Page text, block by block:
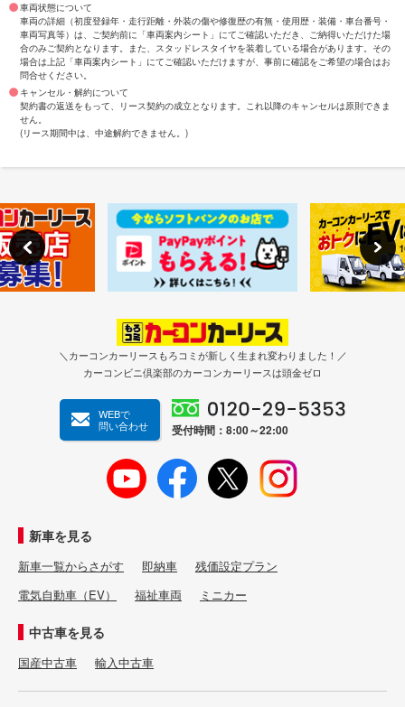
車両状態について
車両の詳細（初度登録年・走行距離・外装の傷や修復歴の有無・使用歴・装備・車台番号・
車両写真等）は、ご契約前に「車両案内シート」にてご確認いただき、ご納得いただけた場
合のみご契約となります。また、スタッドレスタイヤを装着している場合があります。その
場合は上記「車両案内シート」にてご確認いただけますが、事前に確認をご希望の場合はお
問合せください。
キャンセル・解約について
契約書の返送をもって、リース契約の成立となります。これ以降のキャンセルは原則できま
せん。
(リース期間中は、中途解約できません。)
＼カーコンカーリースもろコミが新しく生まれ変わりました！／
カーコンビニ倶楽部のカーコンカーリースは頭金ゼロ
WEBで
問い合わせ
受付時間：8:00～22:00
新車を見る
新車一覧からさがす 即納車
残価設定プラン
電気自動車（EV）
福祉車両 ミニカー
中古車を見る
国産中古車 輸入中古車